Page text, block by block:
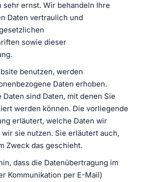
sehr ernst. Wir behandeln Ihre
Daten vertraulich und
sowie dieser
benutzen, werden
Daten erhoben.
sind Daten, mit denen Sie
werden können. Die vorliegende
erläutert, welche Daten wir
sie nutzen. Sie erläutert auch,
Zweck das geschieht.
dass die Datenübertragung im
Kommunikation per E-Mail)